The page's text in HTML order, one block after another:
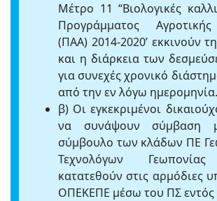
Μέτρο 11 “Βιολογικές
Προγράμματος
(ΠΑΑ) 2014-2020’ εκκινούν
και η διάρκεια των
για συνεχές χρονικό
από την εν λόγω ημερομηνία.
β) Οι εγκεκριμένοι
να συνάψουν σύμβαση
σύμβουλο των κλάδων ΠΕ
Τεχνολόγων
κατατεθούν στις αρμόδιες
ΟΠΕΚΕΠΕ μέσω του ΠΣ